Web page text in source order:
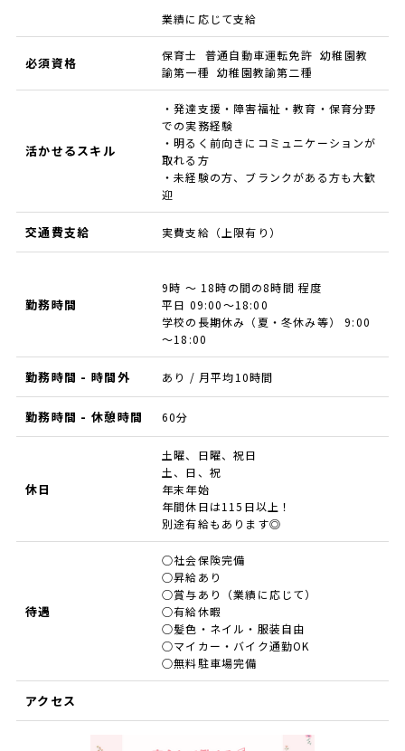
業績に応じて支給
必須資格
保育士 普通自動車運転免許 幼稚園教
諭第一種 幼稚園教諭第二種
活かせるスキル
・発達支援・障害福祉・教育・保育分野
での実務経験
・明るく前向きにコミュニケーションが
取れる方
・未経験の方、ブランクがある方も大歓
迎
交通費支給 実費支給（上限有り）
勤務時間
9時 ～ 18時の間の8時間 程度
平日 09:00～18:00
学校の長期休み（夏・冬休み等） 9:00
～18:00
勤務時間 - 時間外 あり / 月平均10時間
勤務時間 - 休憩時間 60分
休日
土曜、日曜、祝日
土、日、祝
年末年始
年間休日は115日以上！
別途有給もあります◎
待遇
○社会保険完備
○昇給あり
○賞与あり（業績に応じて）
○有給休暇
○髪色・ネイル・服装自由
○マイカー・バイク通勤OK
○無料駐車場完備
アクセス